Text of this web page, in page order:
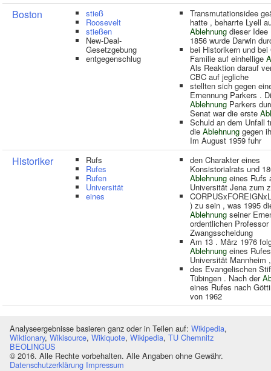
Boston stieß
Roosevelt
stießen
New-Deal-
Gesetzgebung
entgegenschlug
Transmutationsidee
hatte , beharrte Lyell
Ablehnung dieser Idee
1856 wurde Darwin
bei Historikern und bei
Familie auf einhellige
Als Reaktion darauf
CBC auf jegliche
stellten sich gegen
Ernennung Parkers .
Ablehnung Parkers
Senat war die erste
Schuld an dem Unfall
die Ablehnung gegen
Im August 1959 fuhr
Historiker Rufs
Rufes
Rufen
Universität
eines
den Charakter eines
Konsistorialrats und
Ablehnung eines Rufs
Universität Jena zum
) zu sein , was 1995
Ablehnung seiner
ordentlichen Professor
Zwangsscheidung
Am 13 . März 1976
Ablehnung eines
Universität Mannheim
des Evangelischen
Tübingen . Nach der
eines Rufes nach
von 1962
Analyseergebnisse basieren ganz oder in Teilen auf: Wikipedia,
Wiktionary, Wikisource, Wikiquote, Wikipedia, TU Chemnitz
BEOLINGUS
© 2016. Alle Rechte vorbehalten. Alle Angaben ohne Gewähr.
Datenschutzerklärung Impressum